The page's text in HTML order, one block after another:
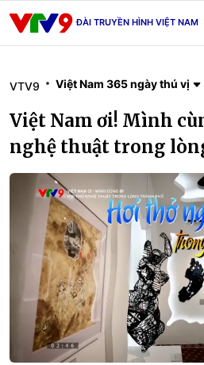
ĐÀI TRUYỀN HÌNH VIỆT NAM
VTV9 Việt Nam 365 ngày thú vị
Việt Nam ơi! Mình
nghệ thuật trong